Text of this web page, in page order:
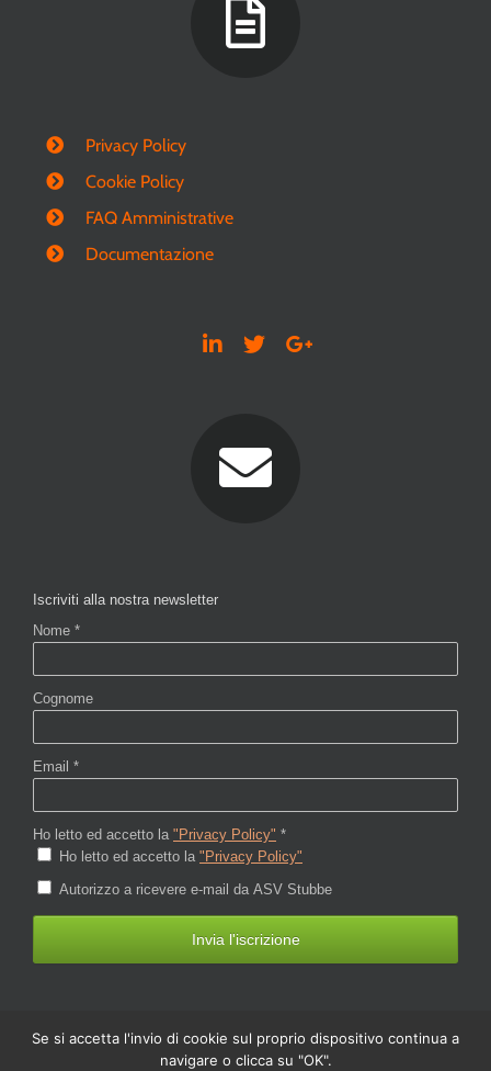
Privacy Policy
Cookie Policy
FAQ Amministrative
Documentazione
Se si accetta l'invio di cookie sul proprio dispositivo continua a
navigare o clicca su "OK".